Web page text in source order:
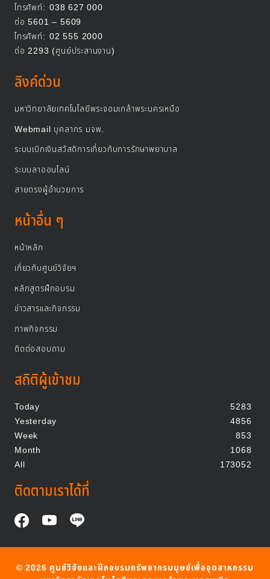
โทรศัพท์: 038 627 000
ต่อ 5601 – 5609
โทรศัพท์: 02 555 2000
ต่อ 2293 (ศูนย์ประสานงาน)
ลิงค์ด่วน
มหาวิทยาลัยเทคโนโลยีพระจอมเกล้าพระนครเหนือ
Webmail บุคลากร มจพ.
ระบบเบิกเงินสวัสดิการเกี่ยวกับการรักษาพยาบาล
ระบบลาออนไลน์
สายตรงผู้อำนวยการ
หน้าอื่น ๆ
หน้าหลัก
เกี่ยวกับศูนย์วิจัยฯ
หลักสูตรฝึกอบรม
ข่าวสารและกิจกรรม
ภาพกิจกรรม
ติดต่อสอบถาม
สถิติผู้เข้าชม
Today
5283
Yesterday
4856
Week
853
Month
1068
All
173052
ติดตามเราได้ที่
© 2026 ศูนย์วิจัยและฝึกอบรมทรัพยากรมนุษย์เพื่ออุตสาหกรรม